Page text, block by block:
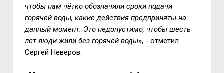
чтобы нам чётко обозначили сроки подачи
горячей воды, какие действия предприняты на
данный момент. Это недопустимо, чтобы шесть
лет люди жили без горячей воды», - отметил
Сергей Неверов.